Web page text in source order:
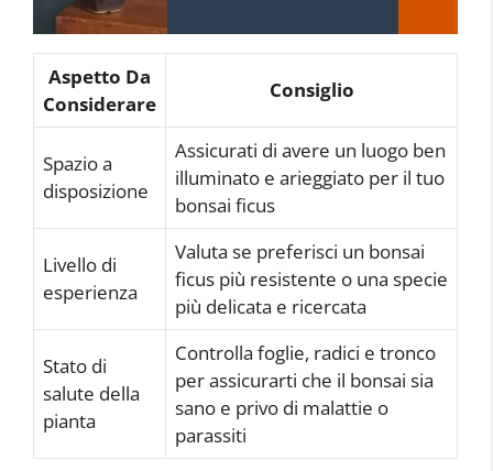
Aspetto Da
Considerare
Consiglio
Spazio a
disposizione
Assicurati di avere un luogo ben
illuminato e arieggiato per il tuo
bonsai ficus
Livello di
esperienza
Valuta se preferisci un bonsai
ficus più resistente o una specie
più delicata e ricercata
Stato di
salute della
pianta
Controlla foglie, radici e tronco
per assicurarti che il bonsai sia
sano e privo di malattie o
parassiti